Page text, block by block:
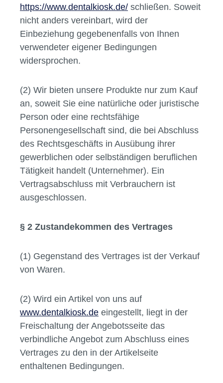
https://www.dentalkiosk.de/ schließen. Soweit
nicht anders vereinbart, wird der
Einbeziehung gegebenenfalls von Ihnen
verwendeter eigener Bedingungen
widersprochen.
(2) Wir bieten unsere Produkte nur zum Kauf
an, soweit Sie eine natürliche oder juristische
Person oder eine rechtsfähige
Personengesellschaft sind, die bei Abschluss
des Rechtsgeschäfts in Ausübung ihrer
gewerblichen oder selbständigen beruflichen
Tätigkeit handelt (Unternehmer). Ein
Vertragsabschluss mit Verbrauchern ist
ausgeschlossen.
§ 2 Zustandekommen des Vertrages
(1) Gegenstand des Vertrages ist der Verkauf
von Waren.
(2) Wird ein Artikel von uns auf
www.dentalkiosk.de eingestellt, liegt in der
Freischaltung der Angebotsseite das
verbindliche Angebot zum Abschluss eines
Vertrages zu den in der Artikelseite
enthaltenen Bedingungen.